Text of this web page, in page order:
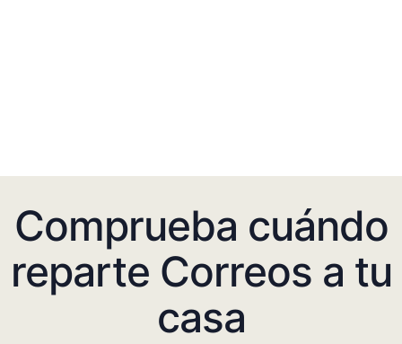
Comprueba cuándo
reparte Correos a tu
casa